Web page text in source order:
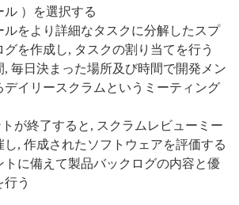
ル ）を選択する
ルをより詳細なタスクに分解したスプ
グを作成し, タスクの割り当てを行う
, 毎日決まった場所及び時間で開発メン
デイリースクラムというミーティング
が終了すると, スクラムレビューミー
し, 作成されたソフトウェアを評価する
トに備えて製品バックログの内容と優
う